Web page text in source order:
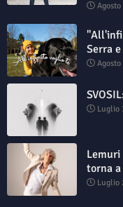
Agosto
Serra
Agosto
Luglio
torna
Luglio